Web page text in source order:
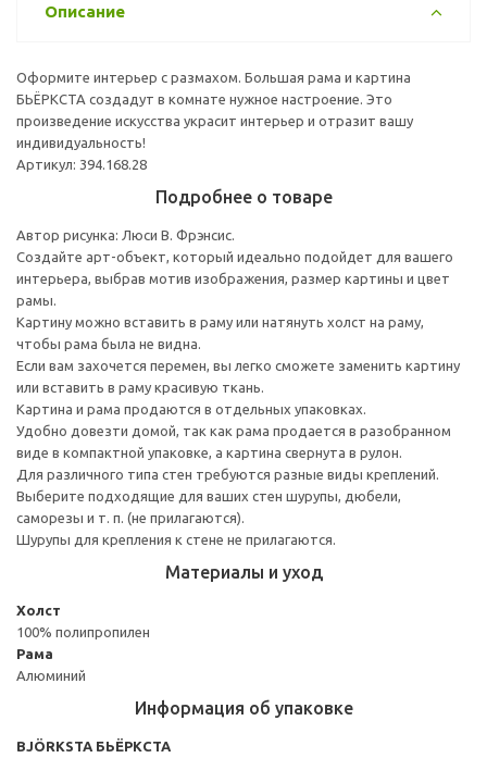
Описание
Оформите интерьер с размахом. Большая рама и картина
БЬЁРКСТА создадут в комнате нужное настроение. Это
произведение искусства украсит интерьер и отразит вашу
индивидуальность!
Артикул: 394.168.28
Подробнее о товаре
Автор рисунка: Люси В. Фрэнсис.
Создайте арт-объект, который идеально подойдет для вашего
интерьера, выбрав мотив изображения, размер картины и цвет
рамы.
Картину можно вставить в раму или натянуть холст на раму,
чтобы рама была не видна.
Если вам захочется перемен, вы легко сможете заменить картину
или вставить в раму красивую ткань.
Картина и рама продаются в отдельных упаковках.
Удобно довезти домой, так как рама продается в разобранном
виде в компактной упаковке, а картина свернута в рулон.
Для различного типа стен требуются разные виды креплений.
Выберите подходящие для ваших стен шурупы, дюбели,
саморезы и т. п. (не прилагаются).
Шурупы для крепления к стене не прилагаются.
Материалы и уход
Холст
100% полипропилен
Рама
Алюминий
Информация об упаковке
BJÖRKSTA БЬЁРКСТА